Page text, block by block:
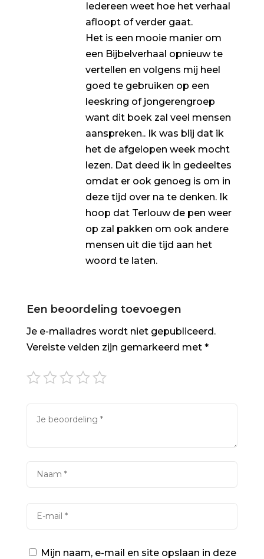
Iedereen weet hoe het verhaal
afloopt of verder gaat.
Het is een mooie manier om
een Bijbelverhaal opnieuw te
vertellen en volgens mij heel
goed te gebruiken op een
leeskring of jongerengroep
want dit boek zal veel mensen
aanspreken.. Ik was blij dat ik
het de afgelopen week mocht
lezen. Dat deed ik in gedeeltes
omdat er ook genoeg is om in
deze tijd over na te denken. Ik
hoop dat Terlouw de pen weer
op zal pakken om ook andere
mensen uit die tijd aan het
woord te laten.
Een beoordeling toevoegen
Je e-mailadres wordt niet gepubliceerd.
Vereiste velden zijn gemarkeerd met *
Mijn naam, e-mail en site opslaan in deze